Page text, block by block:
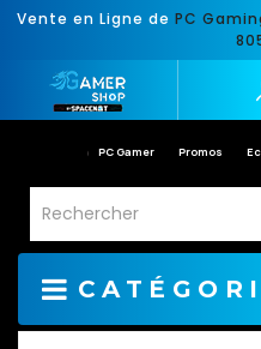
Vente en Ligne de PC
PC Gamer Promos